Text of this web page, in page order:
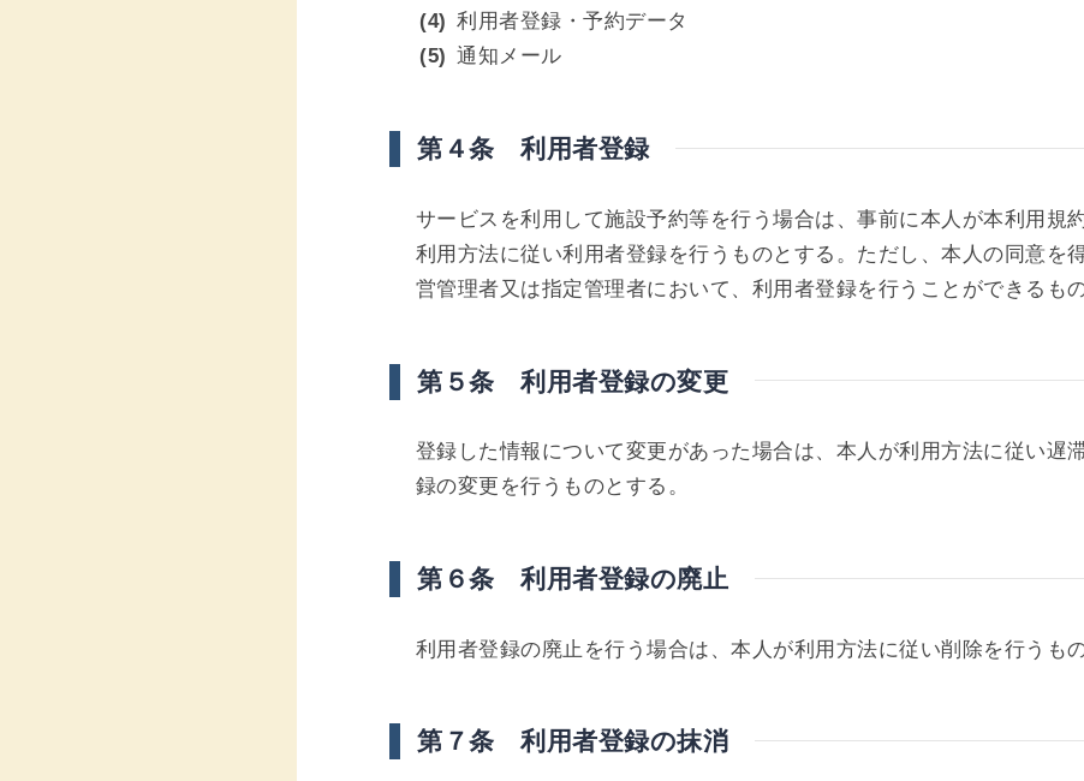
利用者登録・予約データ
通知メール
第４条 利用者登録
サービスを利用して施設予約等を行う場合は、事前に本人が本利用規
利用方法に従い利用者登録を行うものとする。ただし、本人の同意を
営管理者又は指定管理者において、利用者登録を行うことができるも
第５条 利用者登録の変更
登録した情報について変更があった場合は、本人が利用方法に従い遅
録の変更を行うものとする。
第６条 利用者登録の廃止
利用者登録の廃止を行う場合は、本人が利用方法に従い削除を行うも
第７条 利用者登録の抹消